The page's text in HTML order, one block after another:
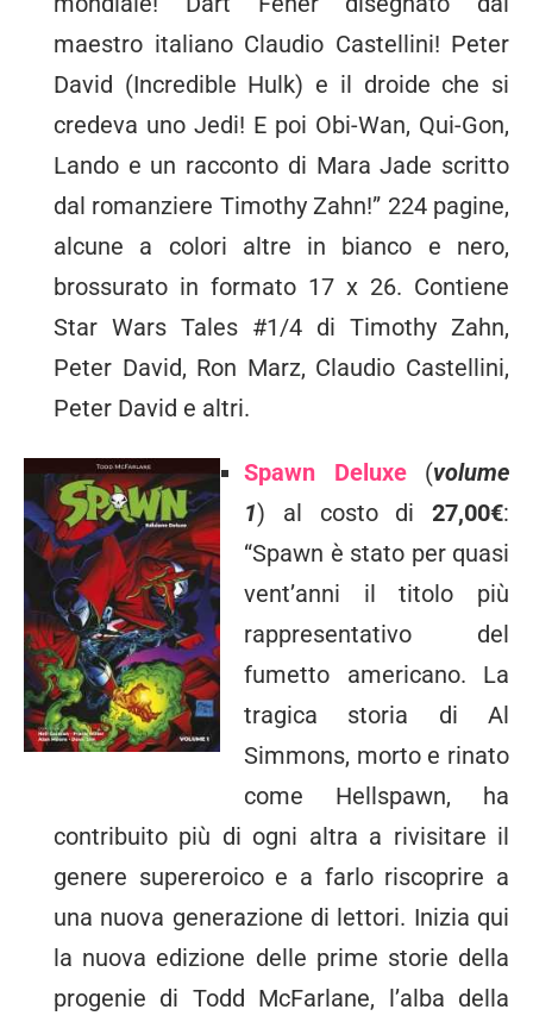
maestro italiano Claudio Castellini! Peter
David (Incredible Hulk) e il droide che si
credeva uno Jedi! E poi Obi-Wan, Qui-Gon,
Lando e un racconto di Mara Jade scritto
dal romanziere Timothy Zahn!” 224 pagine,
alcune a colori altre in bianco e nero,
brossurato in formato 17 x 26. Contiene
Star Wars Tales #1/4 di Timothy Zahn,
Peter David, Ron Marz, Claudio Castellini,
Peter David e altri.
Spawn Deluxe(volume
1) al costo di 27,00€:
“Spawn è stato per quasi
vent’anni il titolo più
rappresentativo del
fumetto americano. La
tragica storia di Al
Simmons, morto e rinato
come Hellspawn, ha
contribuito più di ogni altra a rivisitare il
genere supereroico e a farlo riscoprire a
una nuova generazione di lettori. Inizia qui
la nuova edizione delle prime storie della
progenie di Todd McFarlane, l’alba della